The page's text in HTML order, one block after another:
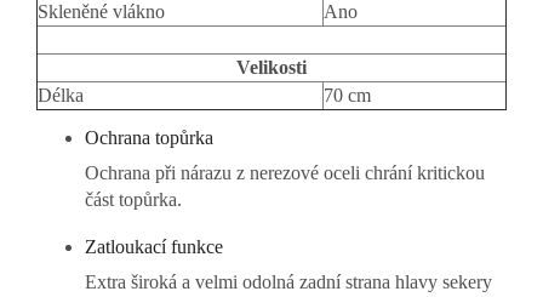
Skleněné vlákno
Ano
Velikosti
Délka
70 cm
Ochrana topůrka
Ochrana při nárazu z nerezové oceli chrání kritickou
část topůrka.
Zatloukací funkce
Extra široká a velmi odolná zadní strana hlavy sekery